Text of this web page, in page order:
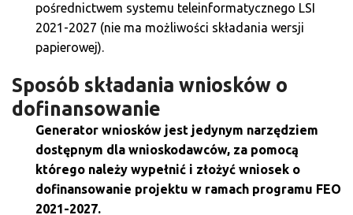
pośrednictwem systemu teleinformatycznego LSI
2021-2027 (nie ma możliwości składania wersji
papierowej).
Sposób składania wniosków o
dofinansowanie
Generator wniosków jest jedynym narzędziem
dostępnym dla wnioskodawców, za pomocą
którego należy wypełnić i złożyć wniosek o
dofinansowanie projektu w ramach programu FEO
2021-2027.